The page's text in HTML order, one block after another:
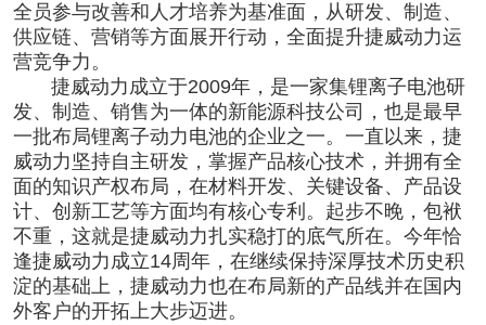
全员参与改善和人才培养为基准面，从研发、制造、
供应链、营销等方面展开行动，全面提升捷威动力运
营竞争力。
捷威动力成立于2009年，是一家集锂离子电池研
发、制造、销售为一体的新能源科技公司，也是最早
一批布局锂离子动力电池的企业之一。一直以来，捷
威动力坚持自主研发，掌握产品核心技术，并拥有全
面的知识产权布局，在材料开发、关键设备、产品设
计、创新工艺等方面均有核心专利。起步不晚，包袱
不重，这就是捷威动力扎实稳打的底气所在。今年恰
逢捷威动力成立14周年，在继续保持深厚技术历史积
淀的基础上，捷威动力也在布局新的产品线并在国内
外客户的开拓上大步迈进。